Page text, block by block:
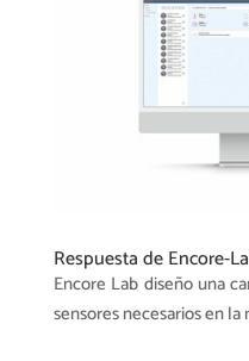
Respuesta de Encore-
Encore Lab diseño una
sensores necesarios en